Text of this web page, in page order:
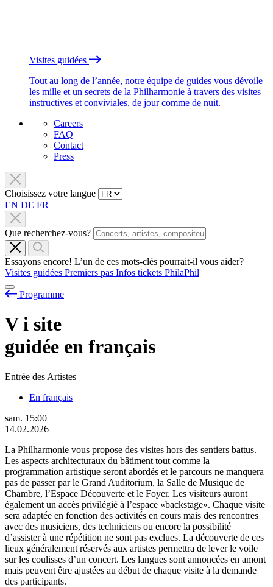
Visites guidées
Tout au long de l’année, notre équipe de guides vous dévoile
les mille et un secrets de la Philharmonie à travers des visites
instructives et conviviales, de jour comme de nuit.
Careers
FAQ
Contact
Press
Choisissez votre langue
EN DE FR
Que recherchez-vous?
Essayons encore! L’un de ces mots-clés pourrait-il vous aider?
Visites guidées Premiers pas Infos tickets PhilaPhil
Programme
Vi site
guidée en français
Entrée des Artistes
En français
sam. 15:00
14.02.2026
La Philharmonie vous propose des visites hors des sentiers battus.
Les aspects architecturaux du bâtiment tout comme la
programmation artistique seront abordés et le parcours ne manquera
pas de passer par le Grand Auditorium, la Salle de Musique de
Chambre, l’Espace Découverte et le Foyer. Les visiteurs auront
également un accès privilégié à l’espace «backstage». Chaque visite
sera adaptée en fonction des activités en cours mais des rencontres
avec des musiciens, des techniciens ou encore la possibilité
d’assister à une répétition ne sont pas exclues. La découverte de ces
lieux généralement réservés aux artistes permettra de lever le voile
sur les coulisses d’un concert. Les langues sont annoncées en amont
mais peuvent être ajustées au début de chaque visite à la demande
des participants.